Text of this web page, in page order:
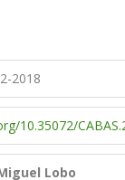
2018
10.35072/
Lobo